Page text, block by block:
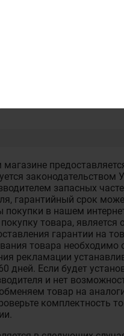
законодательством
запасных
гарантийный срок
покупки в нашем
товара, является
гарантии на
товара
рекламации
дней. Если будет
и нет
товар на
комплектность